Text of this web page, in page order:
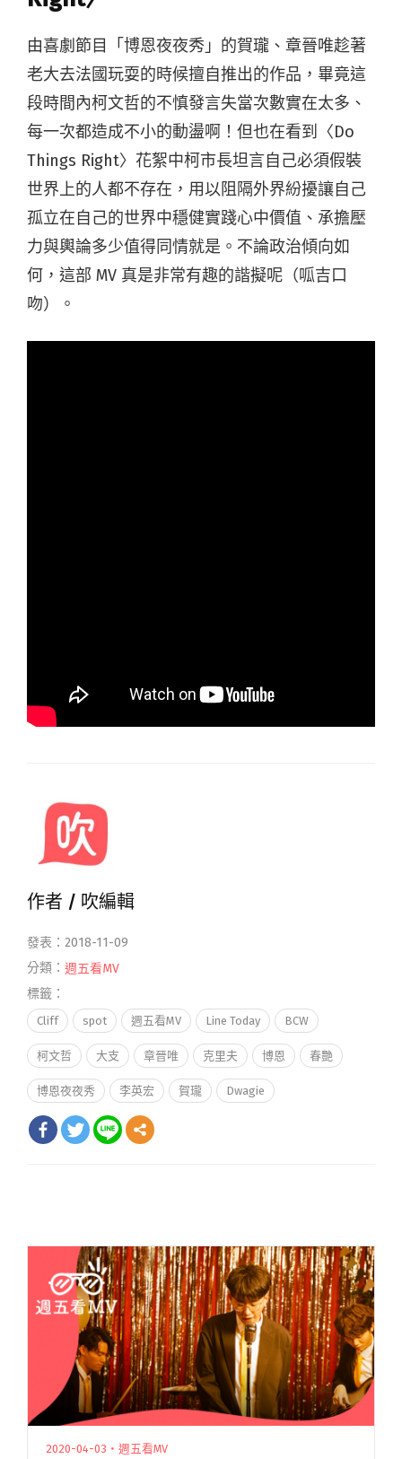
由喜劇節目「博恩夜夜秀」的賀瓏、章晉唯趁著
老大去法國玩耍的時候擅自推出的作品，畢竟這
段時間內柯文哲的不慎發言失當次數實在太多、
每一次都造成不小的動盪啊！但也在看到〈Do
Things Right〉花絮中柯市長坦言自己必須假裝
世界上的人都不存在，用以阻隔外界紛擾讓自己
孤立在自己的世界中穩健實踐心中價值、承擔壓
力與輿論多少值得同情就是。不論政治傾向如
何，這部 MV 真是非常有趣的諧擬呢（呱吉口
吻）。
作者 / 吹編輯
發表：2018-11-09
分類： 週五看MV
標籤：
Cliff spot 週五看MV Line Today BCW
柯文哲 大支 章晉唯 克里夫 博恩 春艷
博恩夜夜秀 李英宏 賀瓏 Dwagie
2020-04-03・週五看MV